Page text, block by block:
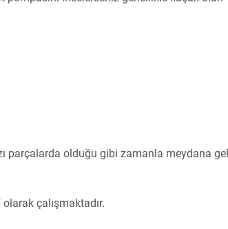
parçalarda olduğu gibi zamanla meydana
çalışmaktadır.